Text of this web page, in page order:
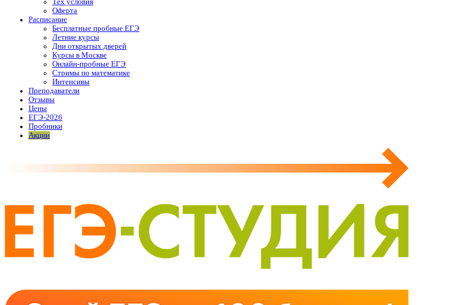
Оферта
Расписание
Бесплатные пробные ЕГЭ
Летние курсы
Дни открытых дверей
Курсы в Москве
Онлайн-пробные ЕГЭ
Стримы по математике
Интенсивы
Преподаватели
Отзывы
Цены
ЕГЭ-2026
Пробники
Акции